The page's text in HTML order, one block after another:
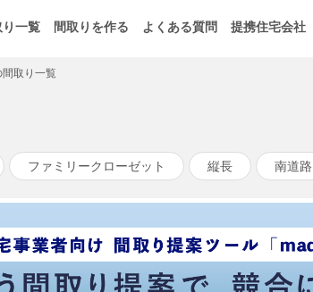
り一覧 間取りを作る よくある質問 提携住宅会社
取り一覧
ファミリークローゼット 縦長 南道路